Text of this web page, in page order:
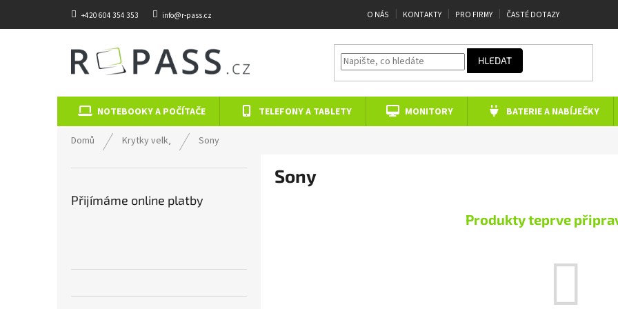
+420 604 354 353 info@r-pass.cz O NÁS KONTAKTY PRO FIRMY ČASTÉ DOTAZY
HLEDAT
NOTEBOOKY A POČÍTAČE TELEFONY A TABLETY MONITORY BATERIE A NABÍJEČKY
Domů Krytky velk‚ Sony
Přijímáme online platby
Sony
Produkty teprve